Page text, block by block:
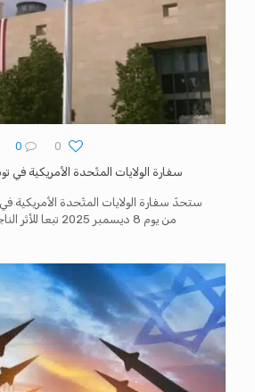
0
0
سفارة الولايات المتّحدة الأمريكية في
ستحدّ سفارة الولايات المتّحدة الأمريكية
من يوم 8 ديسمبر 2025 تبعا للأثر الناجم عن تغيّرات